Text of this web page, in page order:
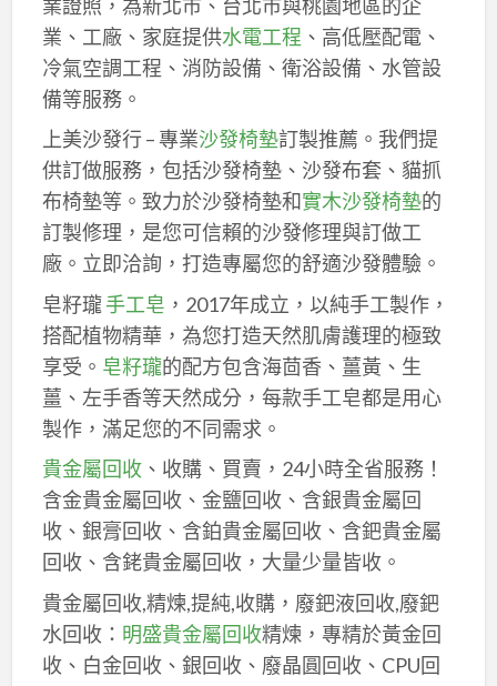
業證照，為新北市、台北市與桃園地區的企
業、工廠、家庭提供水電工程 、高低壓配電、
冷氣空調工程、消防設備、衛浴設備、水管設
備等服務。
上美沙發行 – 專業沙發椅墊訂製推薦。我們提
供訂做服務，包括沙發椅墊、沙發布套、貓抓
布椅墊等。致力於沙發椅墊和實木沙發椅墊的
訂製修理，是您可信賴的沙發修理與訂做工
廠。立即洽詢，打造專屬您的舒適沙發體驗。
皂籽瓏手工皂 ，2017年成立，以純手工製作，
搭配植物精華，為您打造天然肌膚護理的極致
享受。 皂籽瓏的配方包含海茴香、薑黃、生
薑、左手香等天然成分，每款手工皂都是用心
製作，滿足您的不同需求。
貴金屬回收、收購、買賣，24小時全省服務！
含金貴金屬回收、金鹽回收、含銀貴金屬回
收、銀膏回收、含鉑貴金屬回收、含鈀貴金屬
回收、含銠貴金屬回收，大量少量皆收。
貴金屬回收,精煉,提純,收購，廢鈀液回收,廢鈀
水回收： 明盛貴金屬回收精煉，專精於黃金回
收、白金回收、銀回收、廢晶圓回收、CPU回